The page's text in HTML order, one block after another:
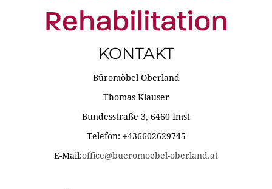
KONTAKT
Büromöbel Oberland
Thomas Klauser
Bundesstraße 3, 6460 Imst
Telefon: +436602629745
E-Mail:office@bueromoebel-oberland.at